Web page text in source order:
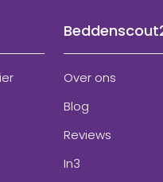
Over ons
Blog
Reviews
In3